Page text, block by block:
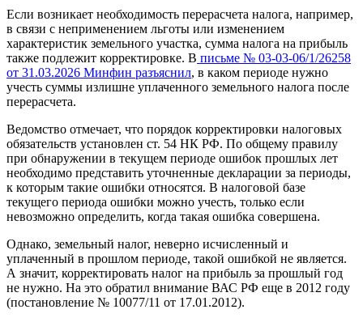
Если возникает необходимость перерасчета налога, например,
в связи с неприменением льготы или изменением
характеристик земельного участка, сумма налога на прибыль
также подлежит корректировке. В письме № 03-03-06/1/26258
от 31.03.2026 Минфин разъяснил, в каком периоде нужно
учесть суммы излишне уплаченного земельного налога после
перерасчета.
Ведомство отмечает, что порядок корректировки налоговых
обязательств установлен ст. 54 НК РФ. По общему правилу
при обнаружении в текущем периоде ошибок прошлых лет
необходимо представить уточненные декларации за периоды,
к которым такие ошибки относятся. В налоговой базе
текущего периода ошибки можно учесть, только если
невозможно определить, когда такая ошибка совершена.
Однако, земельный налог, неверно исчисленный и
уплаченный в прошлом периоде, такой ошибкой не является.
А значит, корректировать налог на прибыль за прошлый год
не нужно. На это обратил внимание ВАС РФ еще в 2012 году
(постановление № 10077/11 от 17.01.2012).